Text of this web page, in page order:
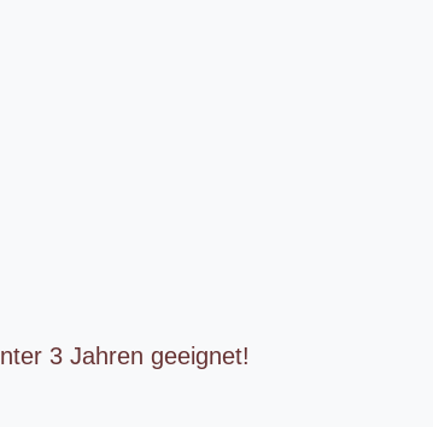
3 Jahren geeignet!